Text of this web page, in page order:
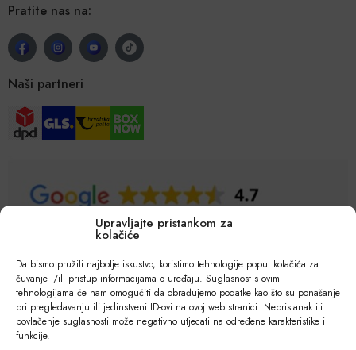
Upravljajte pristankom za
kolačiće
Da bismo pružili najbolje iskustvo, koristimo tehnologije poput kolačića za
čuvanje i/ili pristup informacijama o uređaju. Suglasnost s ovim
tehnologijama će nam omogućiti da obrađujemo podatke kao što su ponašanje
pri pregledavanju ili jedinstveni ID-ovi na ovoj web stranici. Nepristanak ili
povlačenje suglasnosti može negativno utjecati na određene karakteristike i
funkcije.
Pratite nas na:
Naši partneri